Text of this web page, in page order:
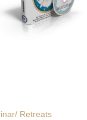
Retreats